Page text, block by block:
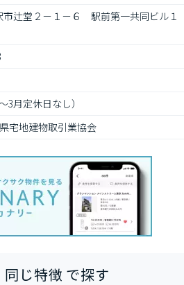
辻堂２－１－６　駅前第一共同ビル１
3月定休日なし）
宅地建物取引業協会
じ特徴 で探す